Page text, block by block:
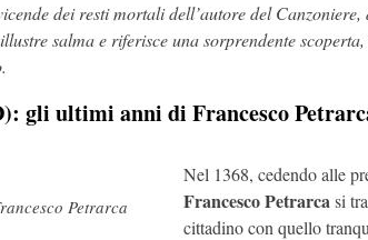
dei resti mortali dell’autore del
salma e riferisce una sorprendente
gli ultimi anni di Francesco
Petrarca
Nel 1368, cedendo alle
FrancescoPetrarca si
cittadino con quello